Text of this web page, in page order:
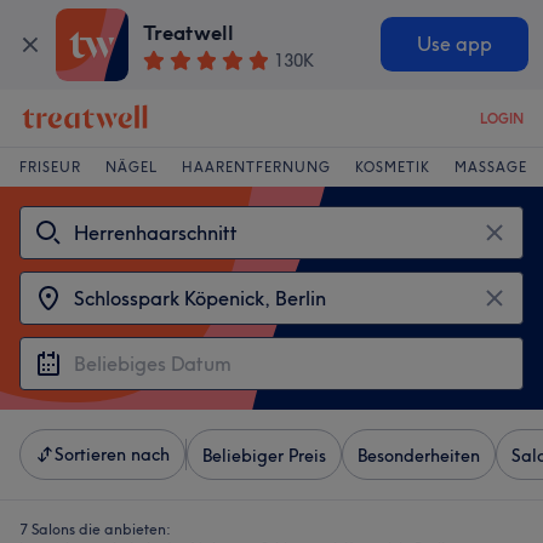
Treatwell
130K
Use app
LOGIN
FRISEUR NÄGEL HAARENTFERNUNG KOSMETIK MASSAGE
Sortieren nach Beliebiger Preis Besonderheiten
7 Salons die anbieten: